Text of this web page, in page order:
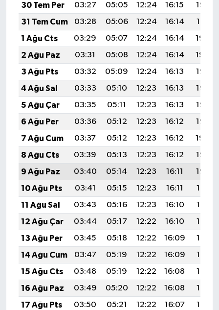
30 Tem Per
03:27 05:05 12:24 16:15
19:32
31 Tem Cum
03:28 05:06 12:24 16:14
19:31
1 Ağu Cts
03:29 05:07 12:24 16:14
19:30
2 Ağu Paz
03:31 05:08 12:24 16:14
19:29
3 Ağu Pts
03:32 05:09 12:24 16:13
19:28
4 Ağu Sal
03:33 05:10 12:23 16:13
19:27
5 Ağu Çar
03:35 05:11 12:23 16:13
19:26
6 Ağu Per
03:36 05:12 12:23 16:12
19:25
7 Ağu Cum
03:37 05:12 12:23 16:12
19:24
8 Ağu Cts
03:39 05:13 12:23 16:12
19:23
9 Ağu Paz
03:40 05:14 12:23 16:11
19:22
10 Ağu Pts
03:41 05:15 12:23 16:11
19:21
11 Ağu Sal
03:43 05:16 12:23 16:10
19:19
12 Ağu Çar
03:44 05:17 12:22 16:10
19:18
13 Ağu Per
03:45 05:18 12:22 16:09
19:17
14 Ağu Cum
03:47 05:19 12:22 16:09
19:16
15 Ağu Cts
03:48 05:19 12:22 16:08
19:14
16 Ağu Paz
03:49 05:20 12:22 16:08
19:13
17 Ağu Pts
03:50 05:21 12:22 16:07
19:12